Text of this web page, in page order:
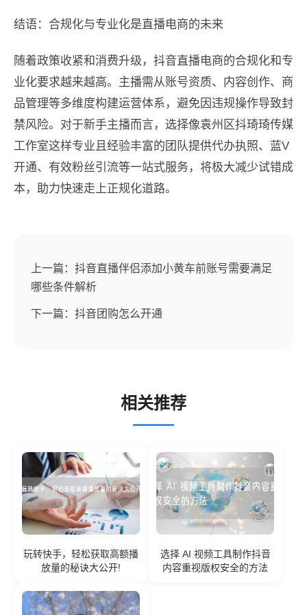
结语：合规化与专业化是直播电商的未来
随着政策收紧和消费升级，抖音直播电商的合规化和专
业化要求越来越高。主播需从账号资质、内容创作、商
品管理等多维度构建运营体系，避免因违规操作导致封
禁风险。对于新手主播而言，选择像袁州区抖琦琦传媒
工作室这样专业且经验丰富的团队提供代办执照、蓝V
开通、有效粉丝引流等一站式服务，将极大减少试错成
本，助力快速走上正规化道路。
上一篇：抖音直播伴侣添加小黄车前账号需要满足
哪些条件解析
下一篇：抖音团购怎么开通
相关推荐
玩转快手，轻松获取高额播
放量的秘诀大公开!
选择 AI 视频工具制作抖音
内容重视版权安全的方法